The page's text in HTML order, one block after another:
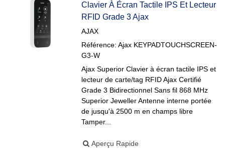
Clavier À Écran Tactile IPS Et Lecteur
RFID Grade 3 Ajax
AJAX
Référence: Ajax KEYPADTOUCHSCREEN-
G3-W
Ajax Superior Clavier à écran tactile IPS et
lecteur de carte/tag RFID Ajax Certifié
Grade 3 Bidirectionnel Sans fil 868 MHz
Superior Jeweller Antenne interne portée
de jusqu'à 2500 m en champs libre
Tamper...
Aperçu Rapide